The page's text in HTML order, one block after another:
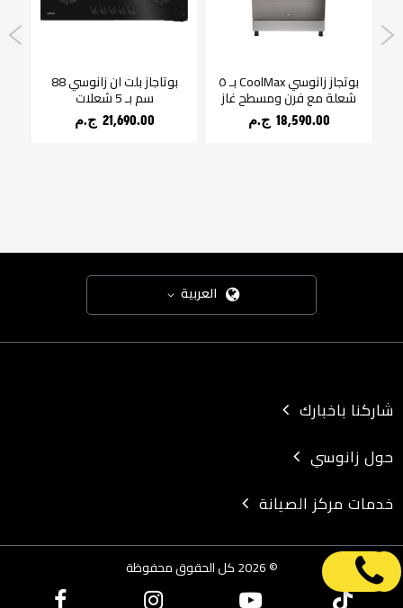
بوتجاز زانوسي CoolMax بـ ٥
شعلة مع فرن ومسطح غاز
18,590.00 ج.م‏
بوتاجاز بلت ان زانوسي 88
سم بـ 5 شعلات
21,690.00 ج.م‏
العربية
شاركنا باخبارك
حول زانوسي
خدمات مركز الصيانة
© 2026 كل الحقوق محفوظة